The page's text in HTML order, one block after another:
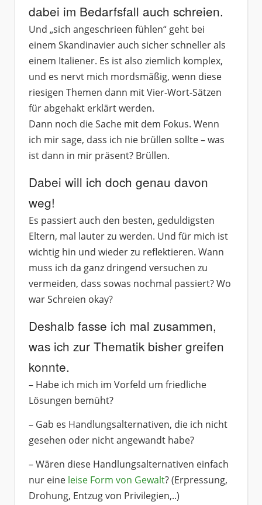
dabei im Bedarfsfall auch schreien.
Und „sich angeschrieen fühlen“ geht bei
einem Skandinavier auch sicher schneller als
einem Italiener. Es ist also ziemlich komplex,
und es nervt mich mordsmäßig, wenn diese
riesigen Themen dann mit Vier-Wort-Sätzen
für abgehakt erklärt werden.
Dann noch die Sache mit dem Fokus. Wenn
ich mir sage, dass ich nie brüllen sollte – was
ist dann in mir präsent? Brüllen.
Dabei will ich doch genau davon
weg!
Es passiert auch den besten, geduldigsten
Eltern, mal lauter zu werden. Und für mich ist
wichtig hin und wieder zu reflektieren. Wann
muss ich da ganz dringend versuchen zu
vermeiden, dass sowas nochmal passiert? Wo
war Schreien okay?
Deshalb fasse ich mal zusammen,
was ich zur Thematik bisher greifen
konnte.
– Habe ich mich im Vorfeld um friedliche
Lösungen bemüht?
– Gab es Handlungsalternativen, die ich nicht
gesehen oder nicht angewandt habe?
– Wären diese Handlungsalternativen einfach
nur eine leise Form von Gewalt? (Erpressung,
Drohung, Entzug von Privilegien,..)